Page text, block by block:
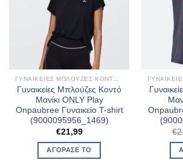
ΓΥΝΑΙΚΕΊΕΣ ΜΠΛΟΎΖΕΣ ΚΟΝΤΌ ΜΑΝΊΚΙ
Γυναικείες Μπλούζες Κοντό
Μανίκι ONLY Play
Onpaubree Γυναικείο T-shirt
(9000095956_1469)
€21,99
ΑΓΌΡΑΣΈ ΤΟ
€